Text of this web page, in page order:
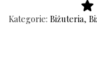
Kategorie: Biżuteria,